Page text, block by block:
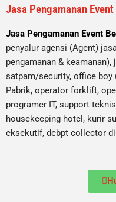
Jasa Pengamanan
Jasa Pengamanan Event
penyalur agensi (Agent)
pengamanan &
satpam/security, office boy
Pabrik, operator forklift,
programer IT, support
housekeeping hotel, kurir
eksekutif, debpt collector